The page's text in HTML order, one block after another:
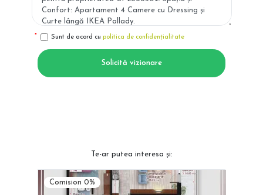
Sunt de acord cu politica de confidențialitate
Solicită vizionare
Te-ar putea interesa și:
Comision 0%